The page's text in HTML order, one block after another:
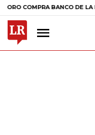
BANCO DE LA